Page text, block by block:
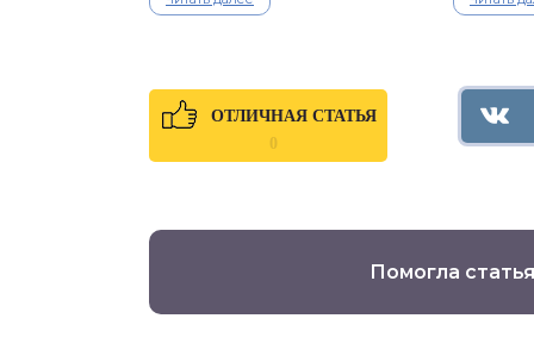
ОТЛИЧНАЯ СТАТЬЯ
0
Помогла